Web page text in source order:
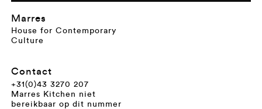
Marres
House for Contemporary
Culture
Contact
+31(0)43 3270 207
Marres Kitchen niet
bereikbaar op dit nummer